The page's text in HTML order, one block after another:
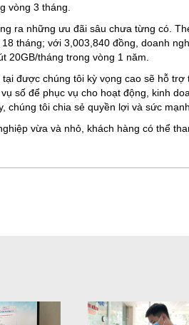
vòng 3 tháng.
ra những ưu đãi sâu chưa từng có.
tháng; với 3,003,840 đồng, doanh
20GB/tháng trong vòng 1 năm.
được chúng tôi kỳ vọng cao sẽ hỗ
số để phục vụ cho hoạt động, kinh
tôi chia sẻ quyền lợi và sức
vừa và nhỏ, khách hàng có thể